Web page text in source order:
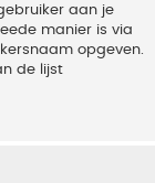
aan je
manier is via
opgeven.
de lijst